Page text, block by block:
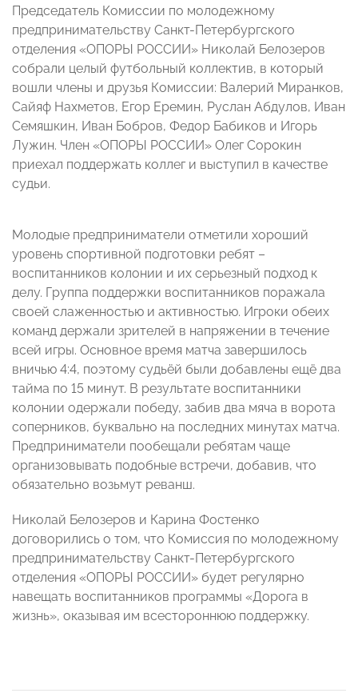
Председатель Комиссии по молодежному
предпринимательству Санкт-Петербургского
отделения «ОПОРЫ РОССИИ» Николай Белозеров
собрали целый футбольный коллектив, в который
вошли члены и друзья Комиссии: Валерий Миранков,
Сайяф Нахметов, Егор Еремин, Руслан Абдулов, Иван
Семяшкин, Иван Бобров, Федор Бабиков и Игорь
Лужин. Член «ОПОРЫ РОССИИ» Олег Сорокин
приехал поддержать коллег и выступил в качестве
судьи.
Молодые предприниматели отметили хороший
уровень спортивной подготовки ребят –
воспитанников колонии и их серьезный подход к
делу. Группа поддержки воспитанников поражала
своей слаженностью и активностью. Игроки обеих
команд держали зрителей в напряжении в течение
всей игры. Основное время матча завершилось
вничью 4:4, поэтому судьёй были добавлены ещё два
тайма по 15 минут. В результате воспитанники
колонии одержали победу, забив два мяча в ворота
соперников, буквально на последних минутах матча.
Предприниматели пообещали ребятам чаще
организовывать подобные встречи, добавив, что
обязательно возьмут реванш.
Николай Белозеров и Карина Фостенко
договорились о том, что Комиссия по молодежному
предпринимательству Санкт-Петербургского
отделения «ОПОРЫ РОССИИ» будет регулярно
навещать воспитанников программы «Дорога в
жизнь», оказывая им всестороннюю поддержку.